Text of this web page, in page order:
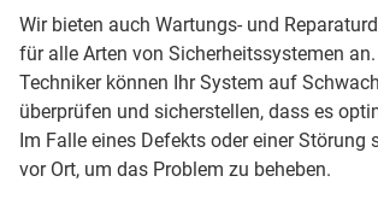
Wir bieten auch Wartungs- und
für alle Arten von Sicherheitssystemen an.
Techniker können Ihr System auf
überprüfen und sicherstellen, dass es
Im Falle eines Defekts oder einer Störung
vor Ort, um das Problem zu beheben.